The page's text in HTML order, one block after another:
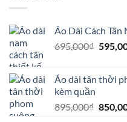
Áo Dài Cách
695,000₫ Giá
Áo dài tân thời
kèm quần
895,000₫ Giá